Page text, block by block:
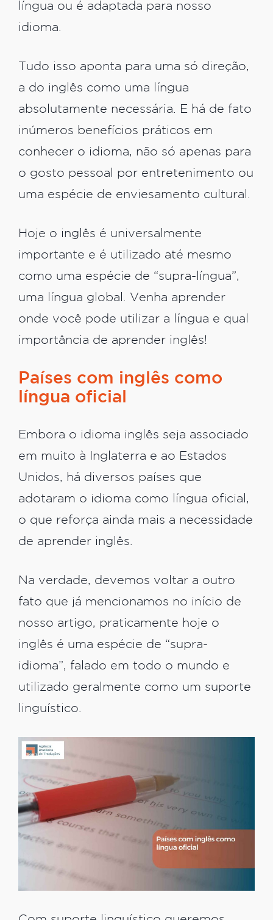
língua ou é adaptada para nosso
idioma.
Tudo isso aponta para uma só direção,
a do inglês como uma língua
absolutamente necessária. E há de fato
inúmeros benefícios práticos em
conhecer o idioma, não só apenas para
o gosto pessoal por entretenimento ou
uma espécie de enviesamento cultural.
Hoje o inglês é universalmente
importante e é utilizado até mesmo
como uma espécie de “supra-língua”,
uma língua global. Venha aprender
onde você pode utilizar a língua e qual
importância de aprender inglês!
Países com inglês como
língua oficial
Embora o idioma inglês seja associado
em muito à Inglaterra e ao Estados
Unidos, há diversos países que
adotaram o idioma como língua oficial,
o que reforça ainda mais a necessidade
de aprender inglês.
Na verdade, devemos voltar a outro
fato que já mencionamos no início de
nosso artigo, praticamente hoje o
inglês é uma espécie de “supra-
idioma”, falado em todo o mundo e
utilizado geralmente como um suporte
linguístico.